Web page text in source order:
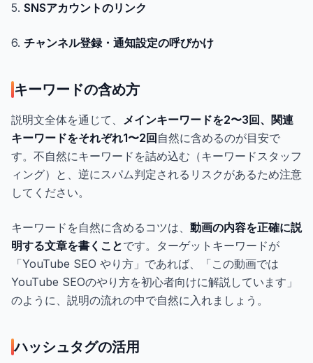
5. SNSアカウントのリンク
6. チャンネル登録・通知設定の呼びかけ
キーワードの含め方
説明文全体を通じて、 メインキーワードを2〜3回、関連
キーワードをそれぞれ1〜2回 自然に含めるのが目安で
す。不自然にキーワードを詰め込む（キーワードスタッフ
ィング）と、逆にスパム判定されるリスクがあるため注意
してください。
キーワードを自然に含めるコツは、 動画の内容を正確に説
明する文章を書くことです。ターゲットキーワードが
「YouTube SEO やり方」であれば、「この動画では
YouTube SEOのやり方を初心者向けに解説しています」
のように、説明の流れの中で自然に入れましょう。
ハッシュタグの活用